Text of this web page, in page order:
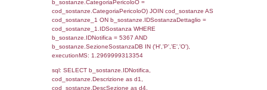
(f_territori_limitrofi.IDTipoTerritorio =
cod_territori_tipologia.IDTerritorioTP)
(((f_territori_limitrofi.IDNotifica)=5367) AND
((f_territori_limitrofi.IDTipoTerritorio)=5)),
0.071100950241089
sql: SELECT f_territori_limitrofi.Distanza,